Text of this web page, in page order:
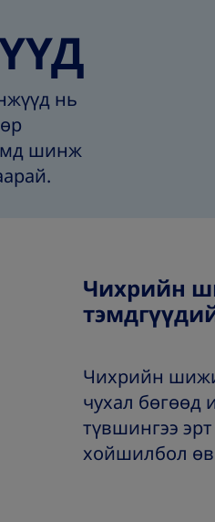
нь
шинж
Чихрийн
Чихрийн
чухал бөгөөд
түвшингээ
хойшилбол